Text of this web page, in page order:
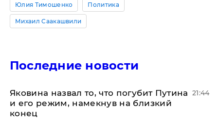
Юлия Тимошенко Политика
Михаил Саакашвили
Последние новости
Яковина назвал то, что погубит Путина
и его режим, намекнув на близкий
конец
21:44